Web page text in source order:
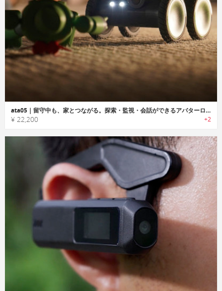
ata05｜留守中も、家とつながる。探索・監視・会話ができるアバターロボット
¥ 22,200 +2